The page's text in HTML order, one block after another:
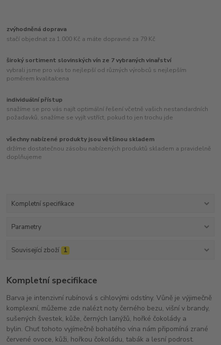
zvýhodněná doprava
stačí objednat za 1.000 Kč a máte dopravné za 79 Kč
široký sortiment slovinských vín ze 7 vybraných vinařství
vybrali jsme pro vás to nejlepší od různých výrobců s nejlepším
poměrem kvalita/cena
individuální přístup
snažíme se pro vás najít optimální řešení včetně vašich nestandardních
požadavků, snažíme se vyjít vstříct, pokud to jen trochu jde
všechny nabízené produkty jsou většinou skladem
držíme dostatečnou zásobu nabízených produktů skladem a pravidelně
doplňujeme
Kompletní specifikace
Parametry
Související zboží 1
Kompletní specifikace
Barva je intenzivní rubínová s cihlovými odstíny.Vůně je výjimečně
komplexní, můžeme zde nalézt noty černého bezu, višní v brandy,
sušených švestek, kůže, černých lanýžů, hořké čokolády a
bylin. Chuť tohoto vyjímečně bohatého vína nám připomíná zrané
červené ovoce, kůži, hořkou čokoládu, tabák a lesní podrost.